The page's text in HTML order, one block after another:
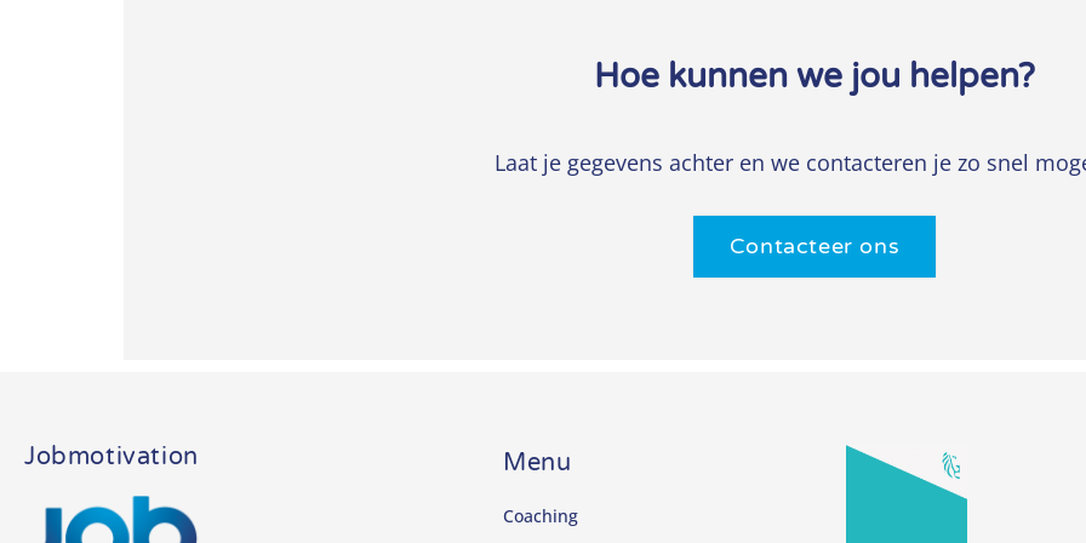
Hoe kunnen we jou helpen?
Laat je gegevens achter en we contacteren je zo snel
Contacteer ons
Jobmotivation Menu
Coaching